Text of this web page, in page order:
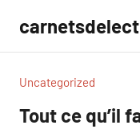
contenu
Uncategorized
Tout ce qu’il